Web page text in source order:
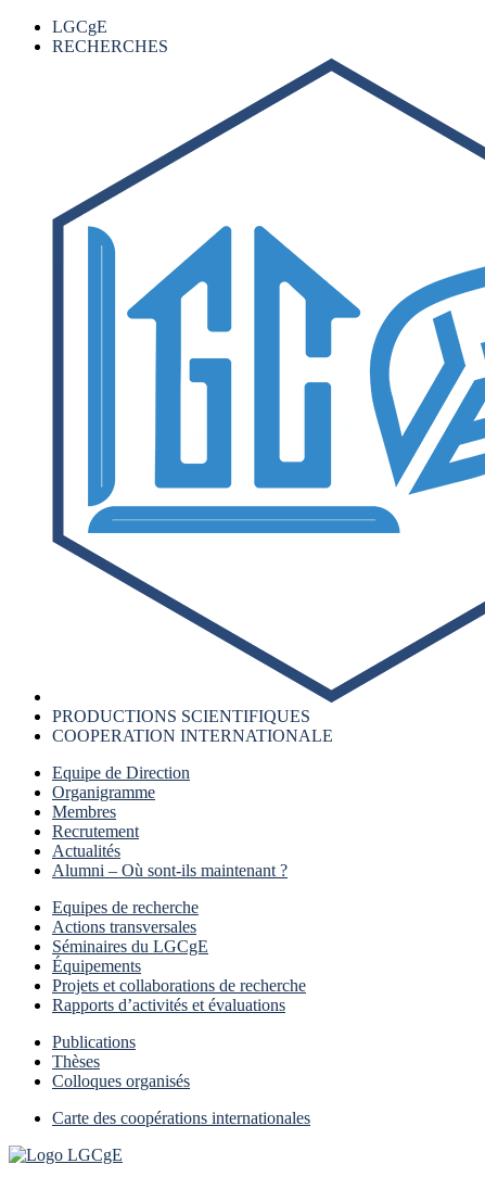
LGCgE
RECHERCHES
PRODUCTIONS SCIENTIFIQUES
COOPERATION INTERNATIONALE
Equipe de Direction
Organigramme
Membres
Recrutement
Actualités
Alumni – Où sont-ils maintenant ?
Equipes de recherche
Actions transversales
Séminaires du LGCgE
Équipements
Projets et collaborations de recherche
Rapports d’activités et évaluations
Publications
Thèses
Colloques organisés
Carte des coopérations internationales